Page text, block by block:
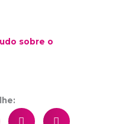
sobre o